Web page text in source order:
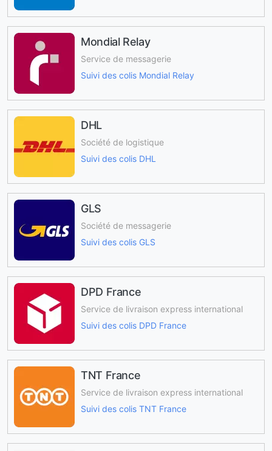
Mondial Relay
Service de messagerie
Suivi des colis Mondial Relay
DHL
Société de logistique
Suivi des colis DHL
GLS
Société de messagerie
Suivi des colis GLS
DPD France
Service de livraison express international
Suivi des colis DPD France
TNT France
Service de livraison express international
Suivi des colis TNT France